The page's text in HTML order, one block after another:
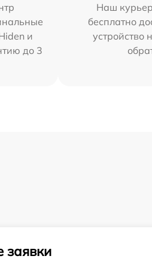
и
до 3
Наш
бесплатно
устройство